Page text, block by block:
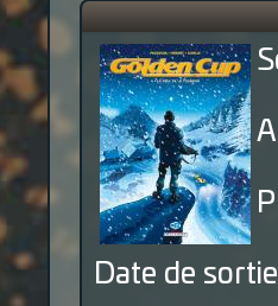
Date de